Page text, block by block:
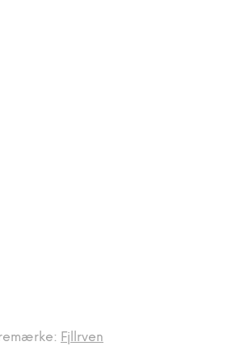
Fjllrven